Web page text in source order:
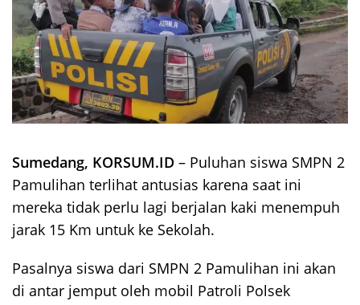
Sumedang, KORSUM.ID – Puluhan siswa SMPN 2
Pamulihan terlihat antusias karena saat ini
mereka tidak perlu lagi berjalan kaki menempuh
jarak 15 Km untuk ke Sekolah.
Pasalnya siswa dari SMPN 2 Pamulihan ini akan
di antar jemput oleh mobil Patroli Polsek